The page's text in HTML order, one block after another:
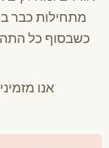
מתחילות כבר
כשבסוף כל
אנו